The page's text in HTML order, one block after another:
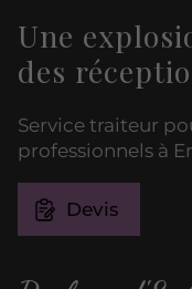
Une
des
Service traiteur
professionnels à
Devis